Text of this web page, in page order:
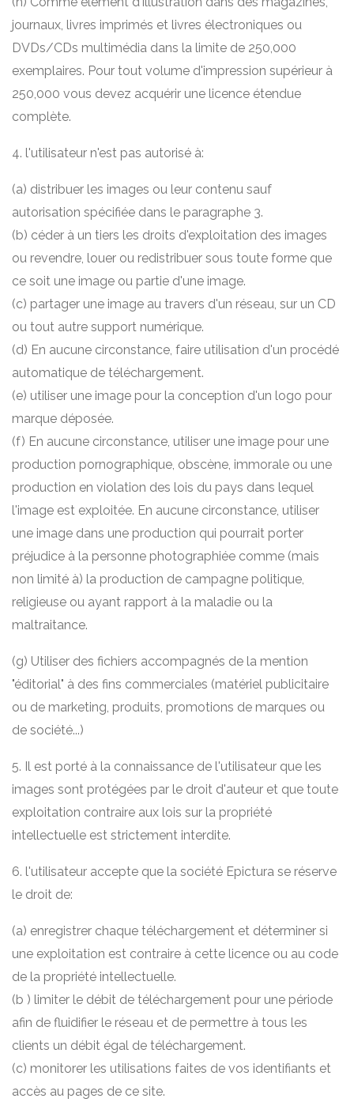
journaux, livres imprimés et livres électroniques ou
DVDs/CDs multimédia dans la limite de 250,000
exemplaires. Pour tout volume d'impression supérieur à
250,000 vous devez acquérir une licence étendue
complète.
4. l'utilisateur n'est pas autorisé à:
(a) distribuer les images ou leur contenu sauf
autorisation spécifiée dans le paragraphe 3.
(b) céder à un tiers les droits d'exploitation des images
ou revendre, louer ou redistribuer sous toute forme que
ce soit une image ou partie d'une image.
(c) partager une image au travers d'un réseau, sur un CD
ou tout autre support numérique.
(d) En aucune circonstance, faire utilisation d'un procédé
automatique de téléchargement.
(e) utiliser une image pour la conception d'un logo pour
marque déposée.
(f) En aucune circonstance, utiliser une image pour une
production pornographique, obscène, immorale ou une
production en violation des lois du pays dans lequel
l'image est exploitée. En aucune circonstance, utiliser
une image dans une production qui pourrait porter
préjudice à la personne photographiée comme (mais
non limité à) la production de campagne politique,
religieuse ou ayant rapport à la maladie ou la
maltraitance.
(g) Utiliser des fichiers accompagnés de la mention
"éditorial" à des fins commerciales (matériel publicitaire
ou de marketing, produits, promotions de marques ou
de société...)
5. Il est porté à la connaissance de l'utilisateur que les
images sont protégées par le droit d'auteur et que toute
exploitation contraire aux lois sur la propriété
intellectuelle est strictement interdite.
6. l'utilisateur accepte que la société Epictura se réserve
le droit de:
(a) enregistrer chaque téléchargement et déterminer si
une exploitation est contraire à cette licence ou au code
de la propriété intellectuelle.
(b ) limiter le débit de téléchargement pour une période
afin de fluidifier le réseau et de permettre à tous les
clients un débit égal de téléchargement.
(c) monitorer les utilisations faites de vos identifiants et
accès au pages de ce site.